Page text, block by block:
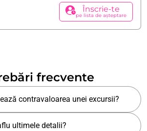
Înscrie-te
pe lista de așteptare
frecvente
contravaloarea unei excursii?
ultimele detalii?